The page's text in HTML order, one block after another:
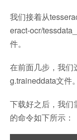
我们接着从
eract-ocr/
件。
在前面几步，我们
g.traineddata文件。
下载好之后，我们
的命令如下所示：